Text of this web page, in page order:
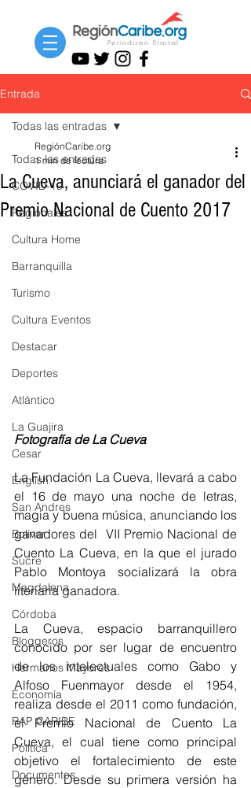
Entrada
Todas las entradas
COVID-19
Regionales
Cultura Home
Barranquilla
Turismo
Cultura Eventos
Destacar
Deportes
Atlántico
La Guajira
Cesar
English
San Andres
Bolívar
Sucre
Magdalena
Córdoba
Bloggeros
Hermanos Mayores
Economía
RAP CARIBE
Política
Documentos
Todas las entradas
La Cueva, anunciará el ganador del
Premio Nacional de Cuento 2017
RegiónCaribe.org
1 min de lectura
Fotografía de La Cueva
La Fundación La Cueva, llevará a cabo
el 16 de mayo una noche de letras,
magia y buena música, anunciando los
ganadores del  VII Premio Nacional de
Cuento La Cueva, en la que el jurado
Pablo Montoya socializará la obra
literiaria ganadora.
La Cueva, espacio barranquillero
conocido por ser lugar de encuentro
de los intelectuales como Gabo y
Alfoso Fuenmayor desde el 1954,
realiza desde el 2011 como fundación,
el Premio Nacional de Cuento La
Cueva, el cual tiene como principal
objetivo el fortalecimiento de este
género. Desde su primera versión ha